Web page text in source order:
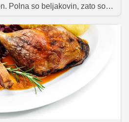
Polna so beljakovin, zato so
tega pa vsebujejo tudi vitamine
selen ter zdrave maščobe.